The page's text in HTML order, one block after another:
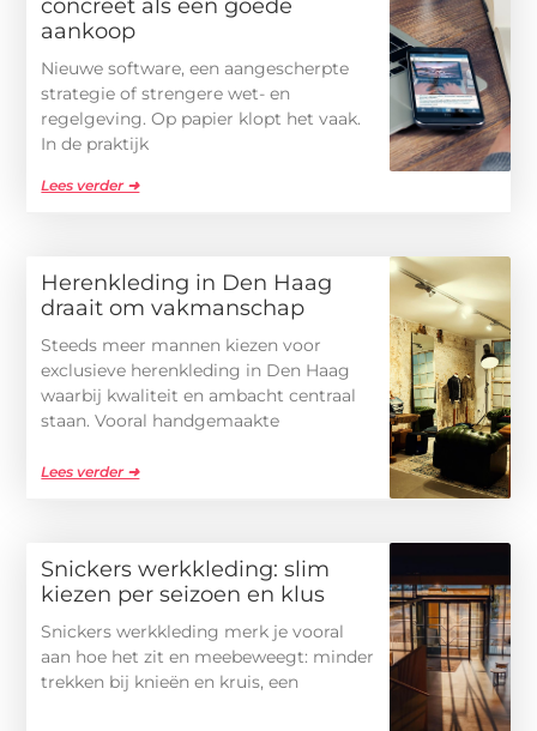
concreet als een goede
aankoop
Nieuwe software, een aangescherpte
strategie of strengere wet- en
regelgeving. Op papier klopt het vaak.
In de praktijk
Lees verder ➜
Herenkleding in Den Haag
draait om vakmanschap
Steeds meer mannen kiezen voor
exclusieve herenkleding in Den Haag
waarbij kwaliteit en ambacht centraal
staan. Vooral handgemaakte
Lees verder ➜
Snickers werkkleding: slim
kiezen per seizoen en klus
Snickers werkkleding merk je vooral
aan hoe het zit en meebeweegt: minder
trekken bij knieën en kruis, een